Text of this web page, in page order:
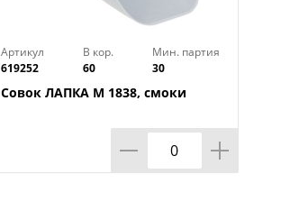
Артикул
619252
В кор.
60
Мин. партия
30
Совок ЛАПКА М 1838, смоки